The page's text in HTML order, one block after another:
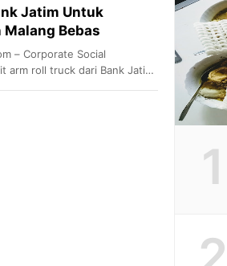
Jatim Untuk
Bebas
– Corporate Social
arm roll truck dari Bank Jatim
1